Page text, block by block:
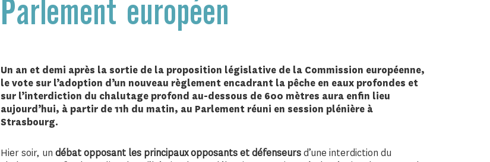
Parlement européen
Un an et demi après la sortie de la proposition législative de la Commission européenne,
le vote sur l’adoption d’un nouveau règlement encadrant la pêche en eaux profondes et
sur l’interdiction du chalutage profond au-dessous de 600 mètres aura enfin lieu
aujourd’hui, à partir de 11h du matin, au Parlement réuni en session plénière à
Strasbourg.
Hier soir, un débat opposant les principaux opposants et défenseursd’une interdiction du